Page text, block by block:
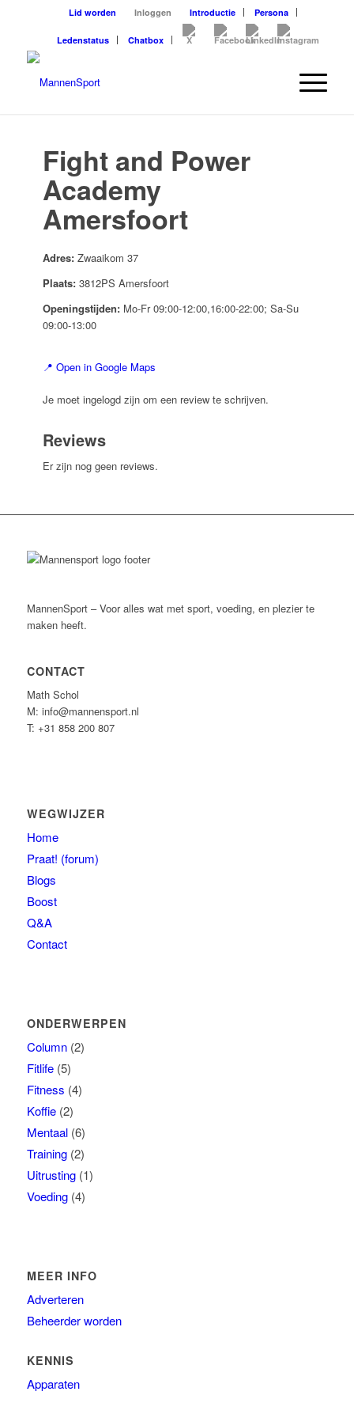
Lid worden Inloggen Introductie Persona
Ledenstatus Chatbox
Fight and Power
Academy
Amersfoort
Adres:Zwaaikom 37
Plaats:3812PS Amersfoort
Openingstijden:Mo-Fr 09:00-12:00,16:00-22:00; Sa-Su
09:00-13:00
📍 Open in Google Maps
Je moet ingelogd zijn om een review te schrijven.
Reviews
Er zijn nog geen reviews.
MannenSport – Voor alles wat met sport, voeding, en plezier te
maken heeft.
CONTACT
Math Schol
M: info@mannensport.nl
T: +31 858 200 807
WEGWIJZER
Home
Praat! (forum)
Blogs
Boost
Q&A
Contact
ONDERWERPEN
Column(2)
Fitlife(5)
Fitness (4)
Koffie(2)
Mentaal(6)
Training(2)
Uitrusting(1)
Voeding(4)
MEER INFO
Adverteren
Beheerder worden
KENNIS
Apparaten